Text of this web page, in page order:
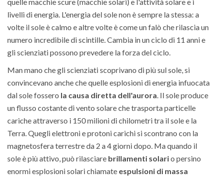
livelli di energia. L'energia del sole non è sempre la stessa: a
volte il sole è calmo e altre volte è come un falò che rilascia un
numero incredibile di scintille. Cambia in un ciclo di 11 anni e
gli scienziati possono prevedere la forza del ciclo.
Man mano che gli scienziati scoprivano di più sul sole, si
convincevano anche che quelle esplosioni di energia infuocata
dal sole fossero la causa diretta dell'aurora . Il sole produce
un flusso costante di vento solare che trasporta particelle
cariche attraverso i 150 milioni di chilometri tra il sole e la
Terra. Quegli elettroni e protoni carichi si scontrano con la
magnetosfera terrestre da 2 a 4 giorni dopo. Ma quando il
sole è più attivo, può rilasciare brillamenti solario persino
enormi esplosioni solari chiamate espulsioni di massa